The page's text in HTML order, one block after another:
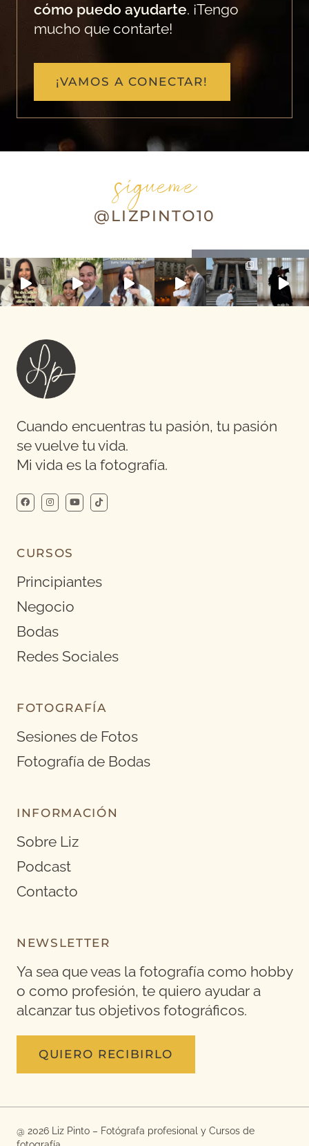
cómo puedo ayudarte. ¡Tengo
mucho que contarte!
¡VAMOS A CONECTAR!
sígueme
@LIZPINTO10
Cuando encuentras tu pasión, tu pasión
se vuelve tu vida.
Mi vida es la fotografía.
CURSOS
Principiantes
Negocio
Bodas
Redes Sociales
FOTOGRAFÍA
Sesiones de Fotos
Fotografía de Bodas
INFORMACIÓN
Sobre Liz
Podcast
Contacto
NEWSLETTER
Ya sea que veas la fotografía como hobby
o como profesión, te quiero ayudar a
alcanzar tus objetivos fotográficos.
QUIERO RECIBIRLO
@ 2026 Liz Pinto – Fotógrafa profesional y Cursos de